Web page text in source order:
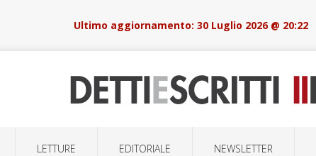
30 Luglio 2026 @ 20:22
LETTURE EDITORIALE NEWSLETTER